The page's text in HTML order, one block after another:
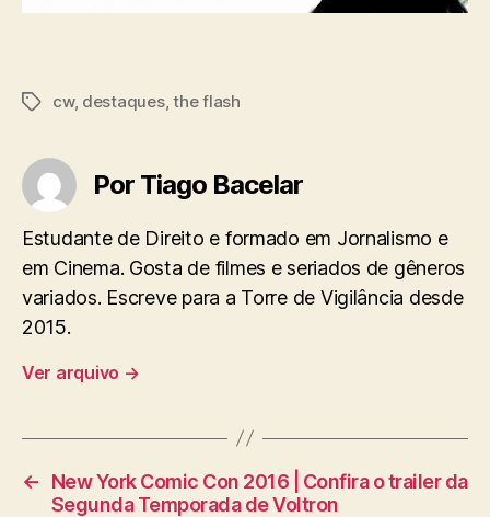
Tagscw, destaques,the flash
Por Tiago Bacelar
Estudante de Direito e formado em Jornalismo e
em Cinema. Gosta de filmes e seriados de gêneros
variados. Escreve para a Torre de Vigilância desde
2015.
Ver arquivo →
←
New York Comic Con 2016 | Confira o trailer da
Segunda Temporada de Voltron